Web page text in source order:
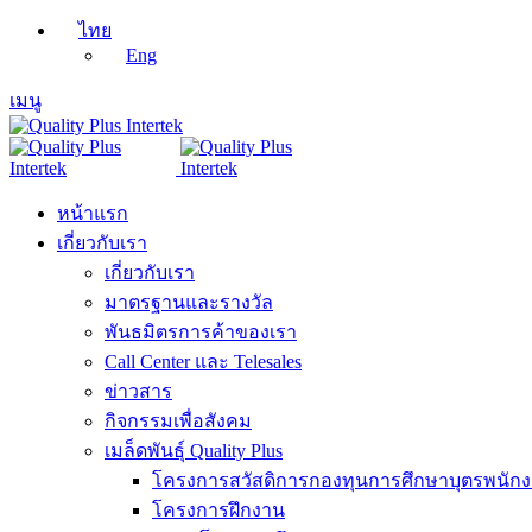
ไทย
Eng
เมนู
หน้าแรก
เกี่ยวกับเรา
เกี่ยวกับเรา
มาตรฐานและรางวัล
พันธมิตรการค้าของเรา
Call Center และ Telesales
ข่าวสาร
กิจกรรมเพื่อสังคม
เมล็ดพันธุ์ Quality Plus
โครงการสวัสดิการกองทุนการศึกษาบุตรพนัก
โครงการฝึกงาน